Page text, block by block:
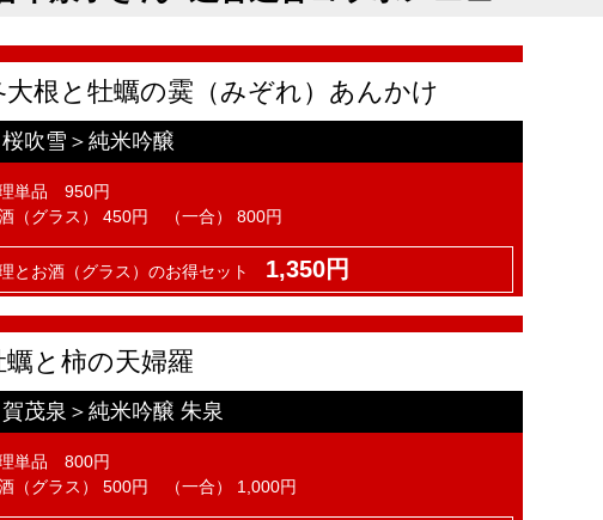
大根と牡蠣の霙（みぞれ）あんかけ
桜吹雪＞純米吟醸
単品 950円
（グラス） 450円 （一合） 800円
とお酒（グラス）のお得セット 1,350円
蠣と柿の天婦羅
賀茂泉＞純米吟醸 朱泉
単品 800円
（グラス） 500円 （一合） 1,000円